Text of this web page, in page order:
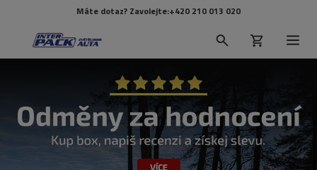
Máte dotaz? Zavolejte:+420 210 013 020